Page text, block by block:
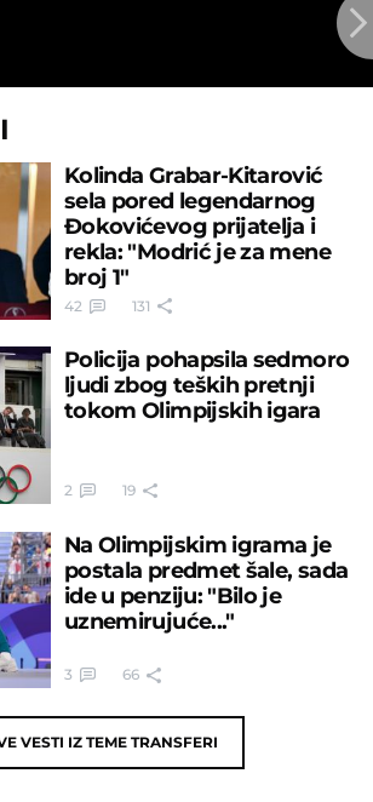
Kolinda Grabar-Kitarović
sela pored legendarnog
Đokovićevog prijatelja i
rekla: "Modrić je za mene
broj 1"
42 131
Policija pohapsila sedmoro
ljudi zbog teških pretnji
tokom Olimpijskih igara
2 19
Na Olimpijskim igrama je
postala predmet šale, sada
ide u penziju: "Bilo je
uznemirujuće..."
3 66
VESTI IZ TEME TRANSFERI